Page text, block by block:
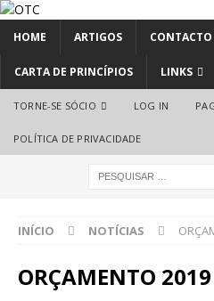
HOME ARTIGOS CONTACTO
CARTA DE PRINCÍPIOS LINKS
TORNE-SE SÓCIO LOG IN
POLÍTICA DE PRIVACIDADE
INÍCIO NOTÍCIAS
ORÇAMENTO 2019